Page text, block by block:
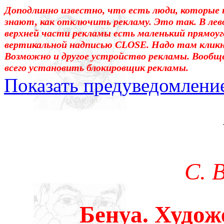
Доподлинно известно, что есть люди, которые
знают, как отключить рекламу. Это так. В
верхней части рекламы есть маленький
вертикальной надписью CLOSE. Надо там
Возможно и другое устройство рекламы.
всего установить блокировщик рекламы.
Показать
Уважаемые! Умоляю: не
отошли от суеты. – Перед
достаточно, чтоб
медленно перечитать,
что не понятно.Прошу
С.
Бенуа.